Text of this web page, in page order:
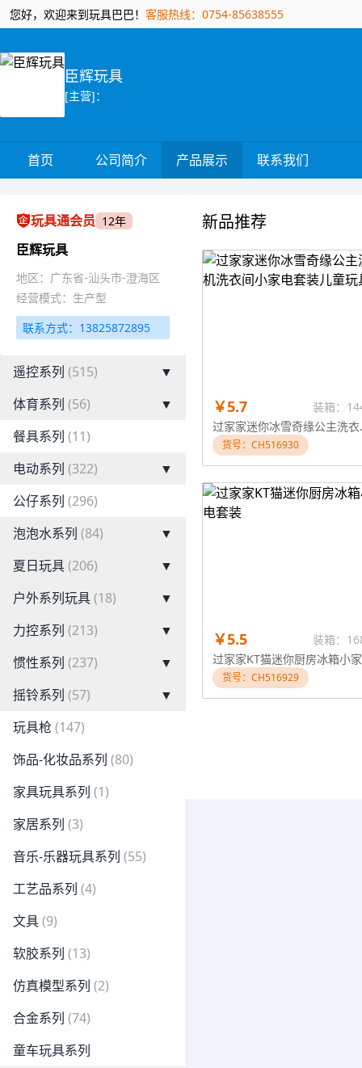
您好，欢迎来到玩具巴巴！ 客服热线：0754-85638555
臣辉玩具
[主营]：
首页 公司简介 产品展示 联系我们
玩具通会员 12年
臣辉玩具
地区：广东省-汕头市-澄海区
经营模式：生产型
联系方式：13825872895
遥控系列 (515)
▼
体育系列 (56)
▼
餐具系列 (11)
电动系列 (322)
▼
公仔系列 (296)
泡泡水系列 (84)
▼
夏日玩具(206)
▼
户外系列玩具(18)
▼
力控系列 (213)
▼
惯性系列 (237)
▼
摇铃系列 (57)
▼
玩具枪 (147)
饰品-化妆品系列 (80)
家具玩具系列 (1)
家居系列 (3)
音乐-乐器玩具系列 (55)
工艺品系列 (4)
文具(9)
软胶系列 (13)
仿真模型系列 (2)
合金系列 (74)
童车玩具系列
新品推荐
￥5.7
装箱：
过家家
货号：CH516930
￥5.5 装箱：
货号：CH516929